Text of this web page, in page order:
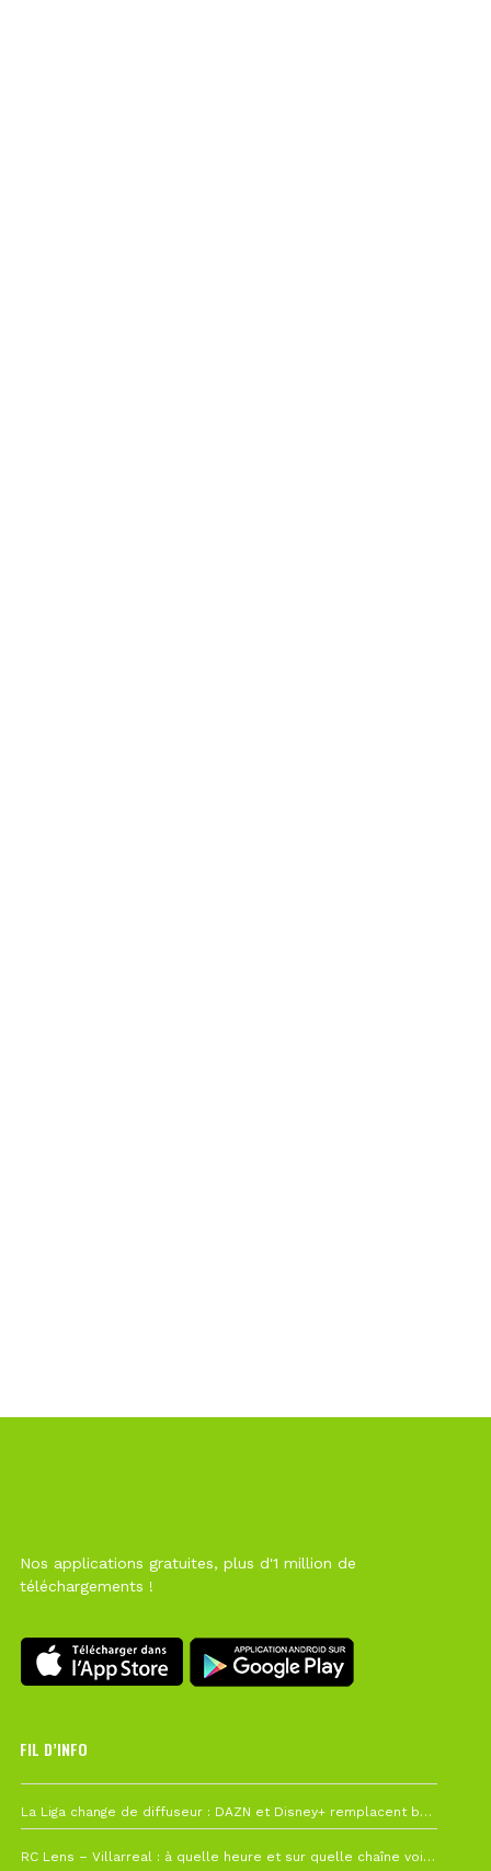
Nos applications gratuites, plus d'1 million de
téléchargements !
FIL D’INFO
La Liga change de diffuseur : DAZN et Disney+ remplacent beIN Sports !
RC Lens – Villarreal : à quelle heure et sur quelle chaîne voir la finale de la Como Cup ?